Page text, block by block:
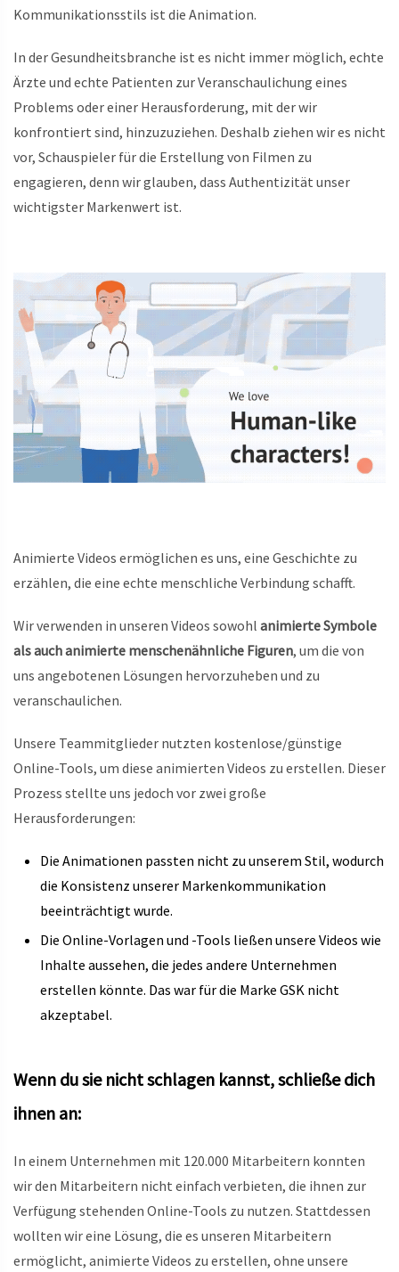
Kommunikationsstils ist die Animation.
In der Gesundheitsbranche ist es nicht immer möglich, echte
Ärzte und echte Patienten zur Veranschaulichung eines
Problems oder einer Herausforderung, mit der wir
konfrontiert sind, hinzuzuziehen. Deshalb ziehen wir es nicht
vor, Schauspieler für die Erstellung von Filmen zu
engagieren, denn wir glauben, dass Authentizität unser
wichtigster Markenwert ist.
Animierte Videos ermöglichen es uns, eine Geschichte zu
erzählen, die eine echte menschliche Verbindung schafft.
Wir verwenden in unseren Videos sowohl animierte Symbole
als auch animierte menschenähnliche Figuren, um die von
uns angebotenen Lösungen hervorzuheben und zu
veranschaulichen.
Unsere Teammitglieder nutzten kostenlose/günstige
Online-Tools, um diese animierten Videos zu erstellen. Dieser
Prozess stellte uns jedoch vor zwei große
Herausforderungen:
Die Animationen passten nicht zu unserem Stil, wodurch
die Konsistenz unserer Markenkommunikation
beeinträchtigt wurde.
Die Online-Vorlagen und -Tools ließen unsere Videos wie
Inhalte aussehen, die jedes andere Unternehmen
erstellen könnte. Das war für die Marke GSK nicht
akzeptabel.
Wenn du sie nicht schlagen kannst, schließe dich
ihnen an:
In einem Unternehmen mit 120.000 Mitarbeitern konnten
wir den Mitarbeitern nicht einfach verbieten, die ihnen zur
Verfügung stehenden Online-Tools zu nutzen. Stattdessen
wollten wir eine Lösung, die es unseren Mitarbeitern
ermöglicht, animierte Videos zu erstellen, ohne unsere